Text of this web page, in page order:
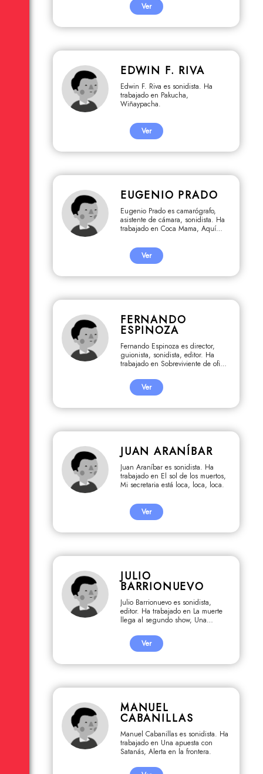
Ver
EDWIN F. RIVA
Edwin F. Riva es sonidista. Ha
trabajado en Pakucha,
Wiñaypacha.
Ver
EUGENIO PRADO
Eugenio Prado es camarógrafo,
asistente de cámara, sonidista. Ha
trabajado en Coca Mama, Aquí
se acabe, Kuntur Wachana.
Ver
FERNANDO
ESPINOZA
Fernando Espinoza es director,
guionista, sonidista, editor. Ha
trabajado en Sobreviviente de oficio,
Miss Universo en el Perú.
Ver
JUAN ARANÍBAR
Juan Araníbar es sonidista. Ha
trabajado en El sol de los muertos,
Mi secretaria está loca, loca, loca.
Ver
JULIO
BARRIONUEVO
Julio Barrionuevo es sonidista,
editor. Ha trabajado en La muerte
llega al segundo show, Una
atropellas Cachafaz.
Ver
MANUEL
CABANILLAS
Manuel Cabanillas es sonidista. Ha
trabajado en Una apuesta con
Satanás, Alerta en la frontera.